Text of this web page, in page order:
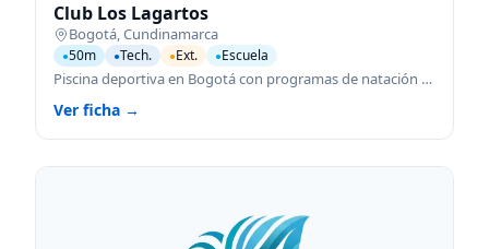
Club Los Lagartos
Bogotá,Cundinamarca
●50m ●Tech. ●Ext. ●Escuela
Piscina deportiva en Bogotá con programas de natación para todas las edades.
Ver ficha →